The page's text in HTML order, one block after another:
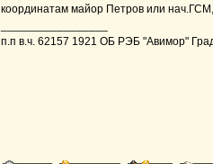
координатам майор Петров или
п.п в.ч. 62157 1921 ОБ РЭБ "Авимор"